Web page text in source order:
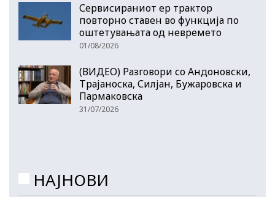
Сервисираниот ер трактор
повторно ставен во функција по
оштетувањата од невремето
01/08/2026
(ВИДЕО) Разговори со Андоновски,
Трајаноска, Силјан, Бужаровска и
Пармаковска
31/07/2026
НАЈНОВИ